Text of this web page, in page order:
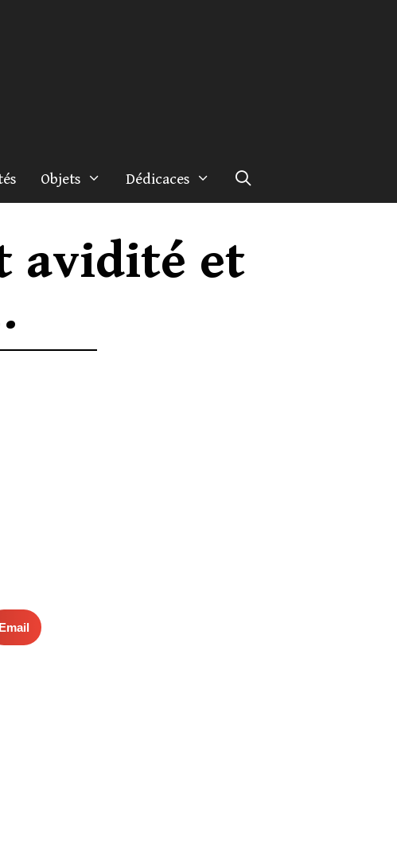
Objets Dédicaces
avidité et
Email